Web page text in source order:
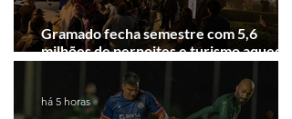
Gramado fecha semestre com 5,6
milhões de pernoites e turismo
Junho desponta!
há 5 horas